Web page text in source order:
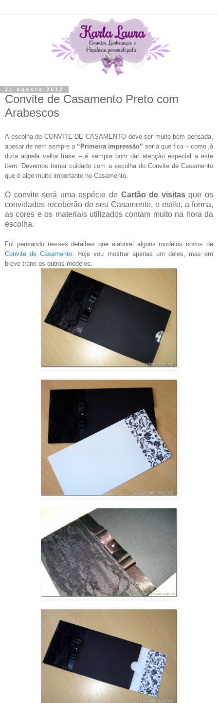
21 agosto 2012
Convite de Casamento Preto com
Arabescos
A escolha do CONVITE DE CASAMENTO deve ser muito bem pensada,
apesar de nem sempre a “Primeira impressão” ser a que fica – como já
dizia aquela velha frase – é sempre bom dar atenção especial a este
item. Devemos tomar cuidado com a escolha do Convite de Casamento
que é algo muito importante no Casamento.
O convite será uma espécie de Cartão de visitasque os
convidados receberão do seu Casamento, o estilo, a forma,
as cores e os materiais utilizados contam muito na hora da
escolha.
Foi pensando nesses detalhes que elaborei alguns modelos novos de
Convite de Casamento . Hoje vou mostrar apenas um deles, mas em
breve trarei os outros modelos.